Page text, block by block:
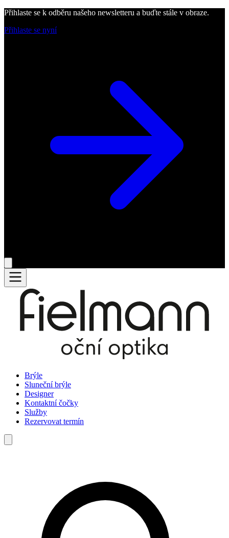
Přihlaste se k odběru našeho newsletteru a buďte stále v obraze.
Přihlaste se nyní
Brýle
Sluneční brýle
Designer
Kontaktní čočky
Služby
Rezervovat termín